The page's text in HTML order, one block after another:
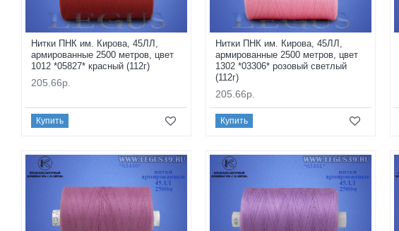
Нитки ПНК им. Кирова, 45ЛЛ,
армированные 2500 метров, цвет
1012 *05827* красный (112г)
205.66р.
Купить
Нитки ПНК им. Кирова, 45ЛЛ,
армированные 2500 метров, цвет
1302 *03306* розовый светлый
(112г)
205.66р.
Купить